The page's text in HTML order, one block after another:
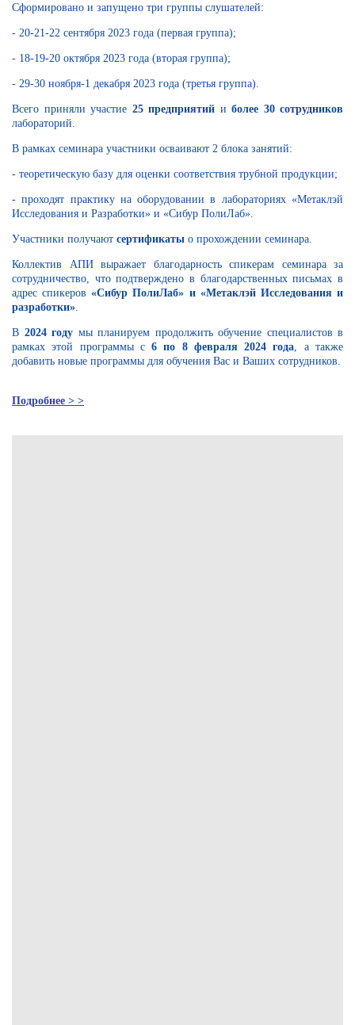
Сформировано и запущено три группы слушателей:
- 20-21-22 сентября 2023 года (первая группа);
- 18-19-20 октября 2023 года (вторая группа);
- 29-30 ноября-1 декабря 2023 года (третья группа).
Всего приняли участие 25 предприятий и более 30 сотрудников
лабораторий.
В рамках семинара участники осваивают 2 блока занятий:
- теоретическую базу для оценки соответствия трубной продукции;
- проходят практику на оборудовании в лабораториях «Метаклэй
Исследования и Разработки» и «Сибур ПолиЛаб».
Участники получают сертификаты о прохождении семинара.
Коллектив АПИ выражает благодарность спикерам семинара за
сотрудничество, что подтверждено в благодарственных письмах в
адрес спикеров«Сибур ПолиЛаб» и «Метаклэй Исследования и
разработки»
В 2024 году мы планируем продолжить обучение специалистов в
рамках этой программы с6 по 8 февраля 2024 года , а также
добавить новые программы для обучения Вас и Ваших сотрудников.
Подробнее > >